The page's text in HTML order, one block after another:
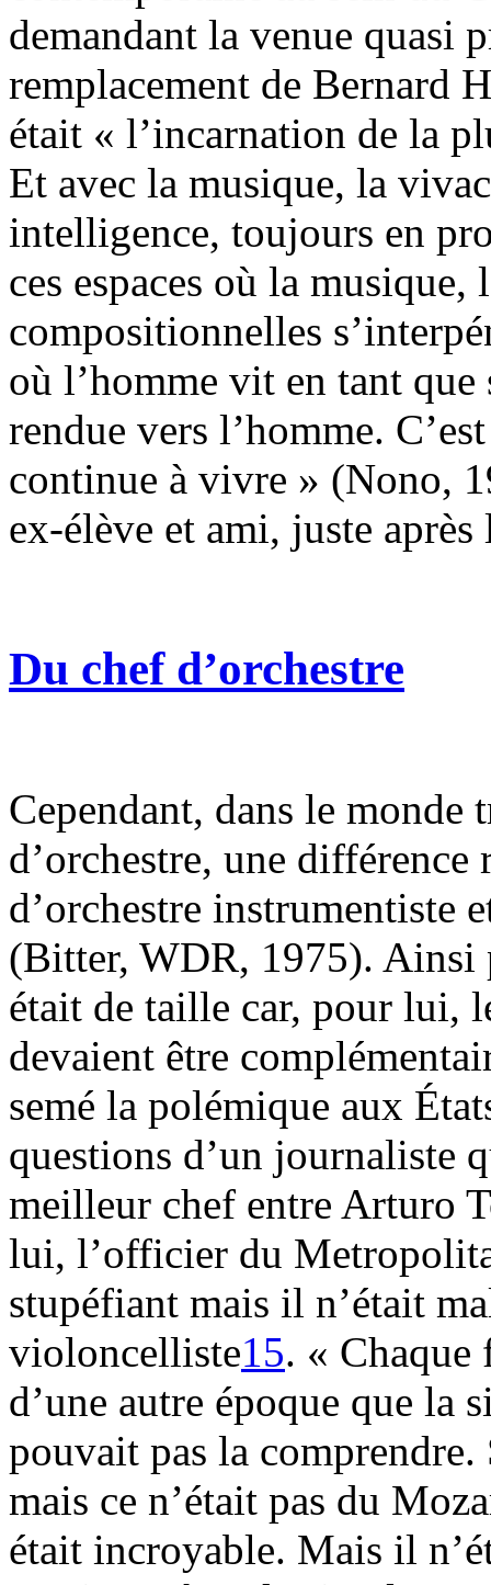
demandant la venue quasi
remplacement de Bernard
était « l’incarnation de la
Et avec la musique, la
intelligence, toujours en
ces espaces où la
compositionnelles
où l’homme vit en tant
rendue vers l’homme.
continue à vivre » (Nono,
ex-élève et ami, juste
Du chef d’orchestre
Cependant, dans le monde
d’orchestre, une
d’orchestre instrumentiste
(Bitter, WDR, 1975). Ainsi
était de taille car, pour lui,
devaient être
semé la polémique aux
questions d’un journaliste
meilleur chef entre Arturo
lui, l’officier du
stupéfiant mais il n’était
violoncelliste15. «
d’une autre époque que la
pouvait pas la
mais ce n’était pas du
était incroyable. Mais il